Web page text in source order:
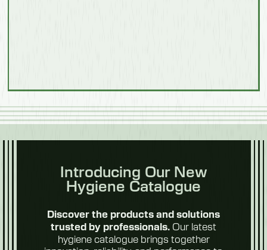
MolkereiIntroducing Our New
Hygiene Catalogue
Discover the products and solutions
trusted by professionals. Our latest
hygiene catalogue brings together